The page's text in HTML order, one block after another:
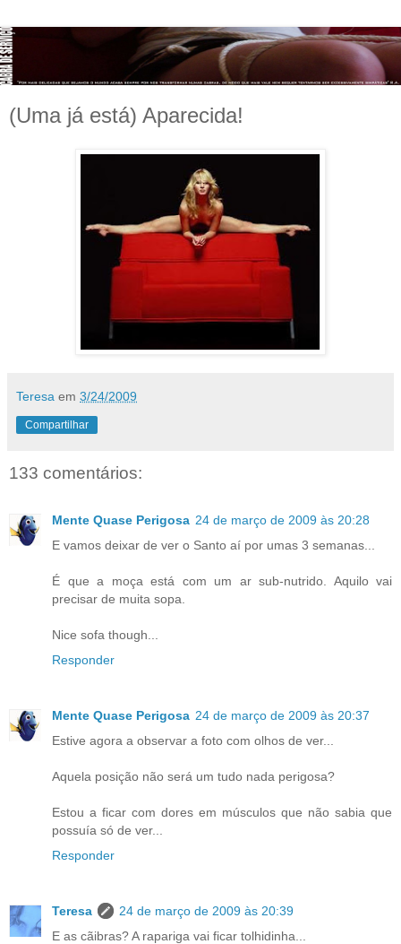
(Uma já está) Aparecida!
Teresa em 3/24/2009
Compartilhar
133 comentários:
Mente Quase Perigosa 24 de março de 2009 às 20:28
E vamos deixar de ver o Santo aí por umas 3 semanas...
É que a moça está com um ar sub-nutrido. Aquilo vai
precisar de muita sopa.
Nice sofa though...
Responder
Mente Quase Perigosa 24 de março de 2009 às 20:37
Estive agora a observar a foto com olhos de ver...
Aquela posição não será um tudo nada perigosa?
Estou a ficar com dores em músculos que não sabia que
possuía só de ver...
Responder
Teresa
24 de março de 2009 às 20:39
E as cãibras? A rapariga vai ficar tolhidinha...